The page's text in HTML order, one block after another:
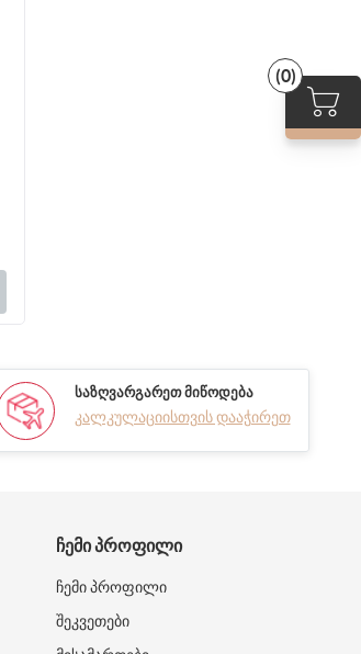
(0)
ᲡᲐᲖᲦᲕᲐᲠᲒᲐᲠᲔᲗ ᲛᲘᲬᲝᲓᲔᲑᲐ
კალკულაციისთვის დააჭირეთ
ᲩᲔᲛᲘ ᲞᲠᲝᲤᲘᲚᲘ
ჩემი პროფილი
შეკვეთები